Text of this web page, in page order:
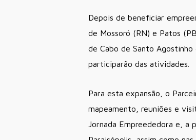
Depois de beneficiar
de Mossoró (RN) e Patos
de Cabo de Santo
participarão das atividades.
Para esta expansão, o
mapeamento, reuniões e
Jornada Empreededora e,